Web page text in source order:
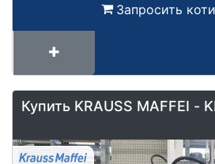
Запросить
Купить KRAUSS MAFFEI -